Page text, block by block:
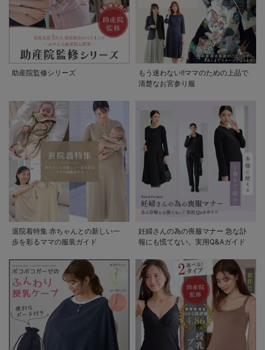
助産院監修シリーズ
もう迷わない!!ママのための上品で
清楚なお宮参り服
退院着特集 赤ちゃんとの新しい一
歩を彩るママの服装ガイド
妊婦さんの為の喪服マナー 急な訃
報にも慌てない。実用Q&Aガイド